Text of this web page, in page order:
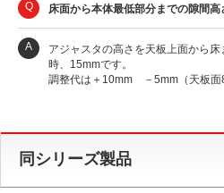
Q
床面から本体最低部分までの隙間高
A
アジャスタの高さを天板上面から
時、15mmです。
調整代は＋10mm －5mm（天板面
同シリーズ製品